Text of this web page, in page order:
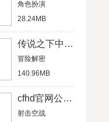
角色扮演
28.24MB
传说之下中文汉化版
冒险解密
140.96MB
cfhd官网公测版
射击空战